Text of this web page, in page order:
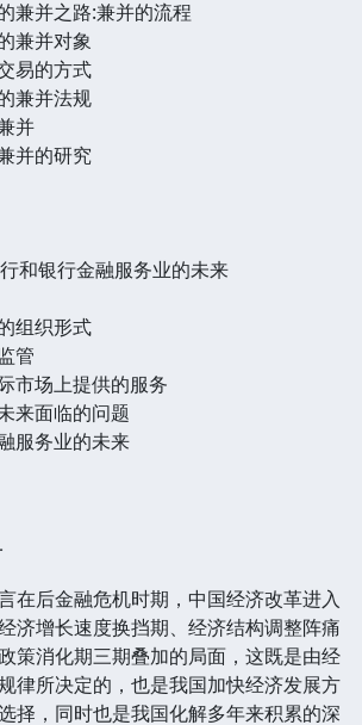
兼并之路:兼并的流程
兼并对象
易的方式
兼并法规
并
并的研究
和银行金融服务业的未来
组织形式
管
市场上提供的服务
来面临的问题
服务业的未来
后金融危机时期，中国经济改革进入
济增长速度换挡期、经济结构调整阵痛
策消化期三期叠加的局面，这既是由经
律所决定的，也是我国加快经济发展方
择，同时也是我国化解多年来积累的深